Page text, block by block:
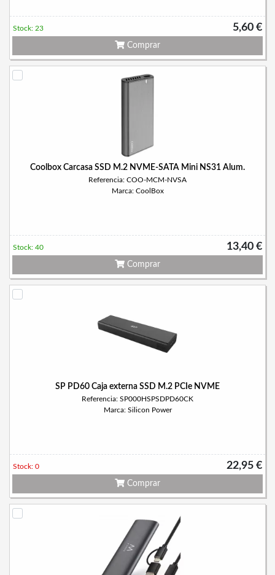
5,60 €
Stock: 23
Comprar
Coolbox Carcasa SSD M.2 NVME-SATA Mini NS31 Alum.
Referencia: COO-MCM-NVSA
Marca: CoolBox
13,40 €
Stock: 40
Comprar
SP PD60 Caja externa SSD M.2 PCIe NVME
Referencia: SP000HSPSDPD60CK
Marca: Silicon Power
22,95 €
Stock: 0
Comprar